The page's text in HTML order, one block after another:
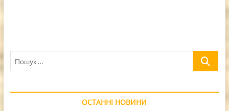
Пошук
ОСТАННІ НОВИНИ